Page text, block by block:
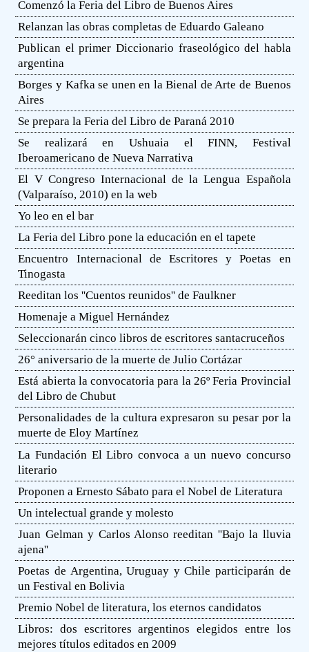
Comenzó la Feria del Libro de Buenos Aires
Relanzan las obras completas de Eduardo Galeano
Publican el primer Diccionario fraseológico del habla
argentina
Borges y Kafka se unen en la Bienal de Arte de Buenos
Aires
Se prepara la Feria del Libro de Paraná 2010
Se realizará en Ushuaia el FINN, Festival
Iberoamericano de Nueva Narrativa
El V Congreso Internacional de la Lengua Española
(Valparaíso, 2010) en la web
Yo leo en el bar
La Feria del Libro pone la educación en el tapete
Encuentro Internacional de Escritores y Poetas en
Tinogasta
Reeditan los ''Cuentos reunidos'' de Faulkner
Homenaje a Miguel Hernández
Seleccionarán cinco libros de escritores santacruceños
26° aniversario de la muerte de Julio Cortázar
Está abierta la convocatoria para la 26º Feria Provincial
del Libro de Chubut
Personalidades de la cultura expresaron su pesar por la
muerte de Eloy Martínez
La Fundación El Libro convoca a un nuevo concurso
literario
Proponen a Ernesto Sábato para el Nobel de Literatura
Un intelectual grande y molesto
Juan Gelman y Carlos Alonso reeditan ''Bajo la lluvia
ajena''
Poetas de Argentina, Uruguay y Chile participarán de
un Festival en Bolivia
Premio Nobel de literatura, los eternos candidatos
Libros: dos escritores argentinos elegidos entre los
mejores títulos editados en 2009